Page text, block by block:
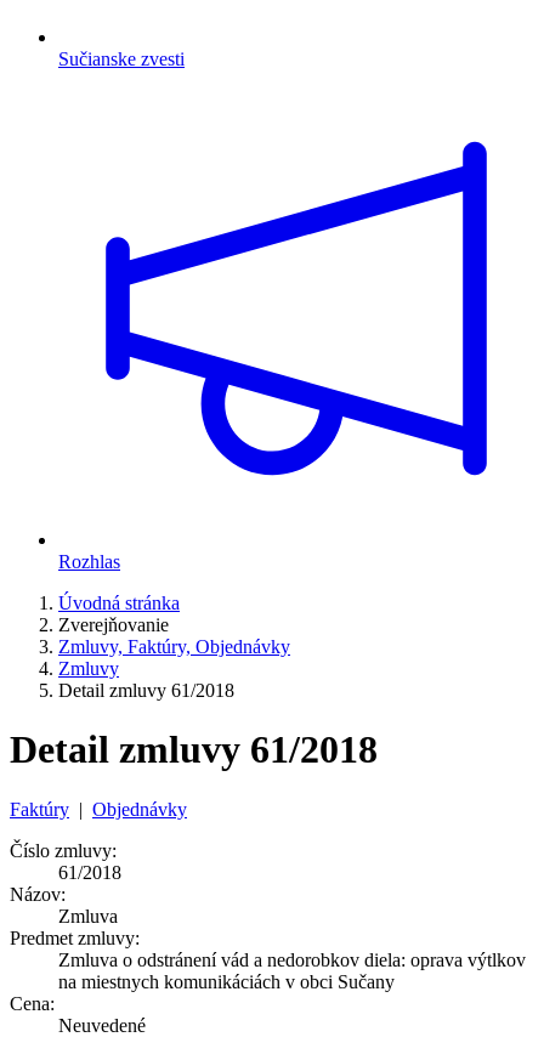
Sučianske zvesti
Rozhlas
Úvodná stránka
Zverejňovanie
Zmluvy, Faktúry, Objednávky
Zmluvy
Detail zmluvy 61/2018
Detail zmluvy 61/2018
Faktúry | Objednávky
Číslo zmluvy:
61/2018
Názov:
Zmluva
Predmet zmluvy:
Zmluva o odstránení vád a nedorobkov diela: oprava výtlkov
na miestnych komunikáciách v obci Sučany
Cena:
Neuvedené